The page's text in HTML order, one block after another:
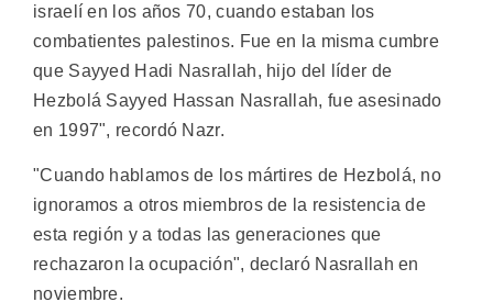
israelí en los años 70, cuando estaban los
combatientes palestinos. Fue en la misma cumbre
que Sayyed Hadi Nasrallah, hijo del líder de
Hezbolá Sayyed Hassan Nasrallah, fue asesinado
en 1997", recordó Nazr.
"Cuando hablamos de los mártires de Hezbolá, no
ignoramos a otros miembros de la resistencia de
esta región y a todas las generaciones que
rechazaron la ocupación", declaró Nasrallah en
noviembre.